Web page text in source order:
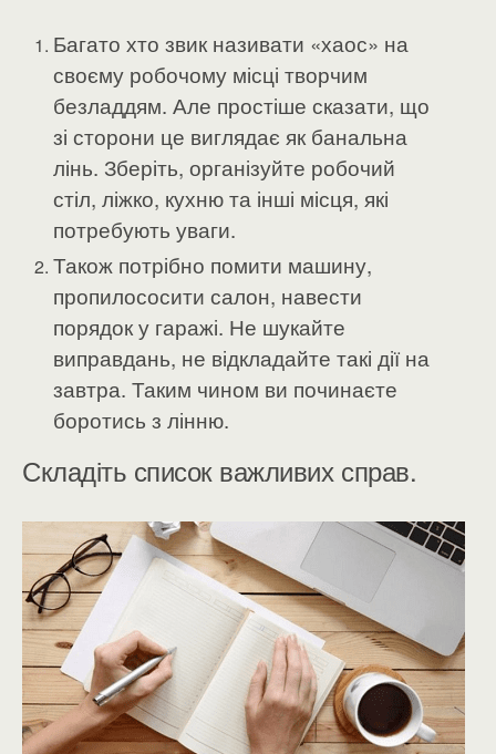
Багато хто звик називати «хаос» на
своєму робочому місці творчим
безладдям. Але простіше сказати, що
зі сторони це виглядає як банальна
лінь. Зберіть, організуйте робочий
стіл, ліжко, кухню та інші місця, які
потребують уваги.
Також потрібно помити машину,
пропилососити салон, навести
порядок у гаражі. Не шукайте
виправдань, не відкладайте такі дії на
завтра. Таким чином ви починаєте
боротись з лінню.
Складіть список важливих справ.